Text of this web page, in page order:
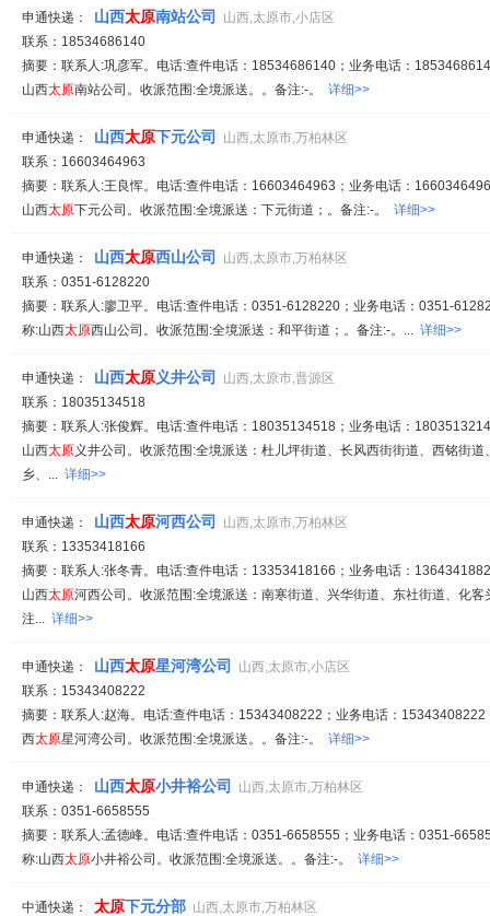
申通快递： 山西太原南站公司
山西,太原市,小店区
联系：18534686140
摘要：联系人:巩彦军。电话:查件电话：18534686140；业务电话：
山西太原南站公司。收派范围:全境派送。。备注:-。 详细>>
申通快递： 山西太原下元公司
山西,太原市,万柏林区
联系：16603464963
摘要：联系人:王良恽。电话:查件电话：16603464963；业务电话：
山西太原下元公司。收派范围:全境派送：下元街道；。备注:-。 详细>>
申通快递： 山西太原西山公司
山西,太原市,万柏林区
联系：0351-6128220
摘要：联系人:廖卫平。电话:查件电话：0351-6128220；业务电话：0351-
称:山西太原西山公司。收派范围:全境派送：和平街道；。备注:-。... 详细>>
申通快递： 山西太原义井公司
山西,太原市,晋源区
联系：18035134518
摘要：联系人:张俊辉。电话:查件电话：18035134518；业务电话：
山西太原义井公司。收派范围:全境派送：杜儿坪街道、长风西街街道、西铭街
乡、... 详细>>
申通快递： 山西太原河西公司
山西,太原市,万柏林区
联系：13353418166
摘要：联系人:张冬青。电话:查件电话：13353418166；业务电话：
山西太原河西公司。收派范围:全境派送：南寒街道、兴华街道、东社街道、化
注... 详细>>
申通快递： 山西太原星河湾公司
山西,太原市,小店区
联系：15343408222
摘要：联系人:赵海。电话:查件电话：15343408222；业务电话：
西太原星河湾公司。收派范围:全境派送。。备注:-。 详细>>
申通快递： 山西太原小井裕公司
山西,太原市,万柏林区
联系：0351-6658555
摘要：联系人:孟德峰。电话:查件电话：0351-6658555；业务电话：0351-
称:山西太原小井裕公司。收派范围:全境派送。。备注:-。 详细>>
中通快递： 太原下元分部 山西,太原市,万柏林区